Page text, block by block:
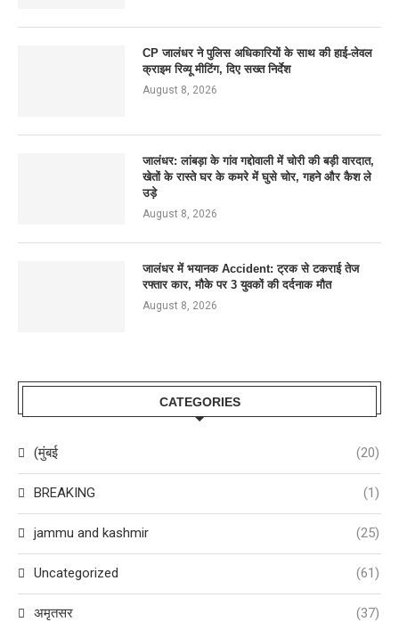
CP जालंधर ने पुलिस अधिकारियों के साथ की हाई-लेवल
क्राइम रिव्यू मीटिंग, दिए सख्त निर्देश
August 8, 2026
जालंधर: लांबड़ा के गांव गद्दोवाली में चोरी की बड़ी वारदात,
खेतों के रास्ते घर के कमरे में घुसे चोर, गहने और कैश ले
उड़े
August 8, 2026
जालंधर में भयानक Accident: ट्रक से टकराई तेज
रफ्तार कार, मौके पर 3 युवकों की दर्दनाक मौत
August 8, 2026
CATEGORIES
(मुंबई (20)
BREAKING (1)
jammu and kashmir (25)
Uncategorized (61)
अमृतसर (37)